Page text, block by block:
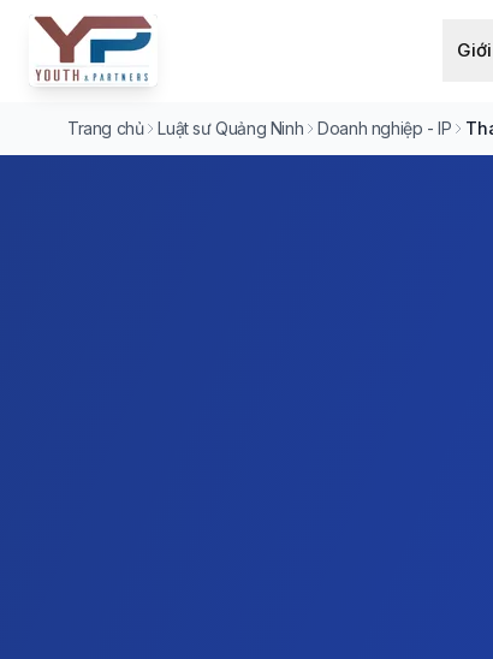
Trang chủ Luật sư Quảng Ninh Doanh nghiệp - IP